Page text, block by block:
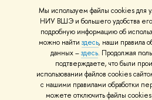
Мы используем файлы cookies для
НИУ ВШЭ и большего удобства
подробную информацию об
можно найти здесь, наши правила
данных –здесь. Продолжая
подтверждаете, что были
использовании файлов cookies
с нашими правилами обработки
можете отключить файлы cookies
© НИУ ВШЭ 1993–2026 Адреса и
использования материалов
Карта сайта